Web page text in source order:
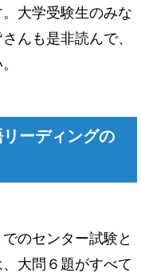
大学受験生のみな
んも是非読んで、
ーディングの
のセンター試験と
大問６題がすべて